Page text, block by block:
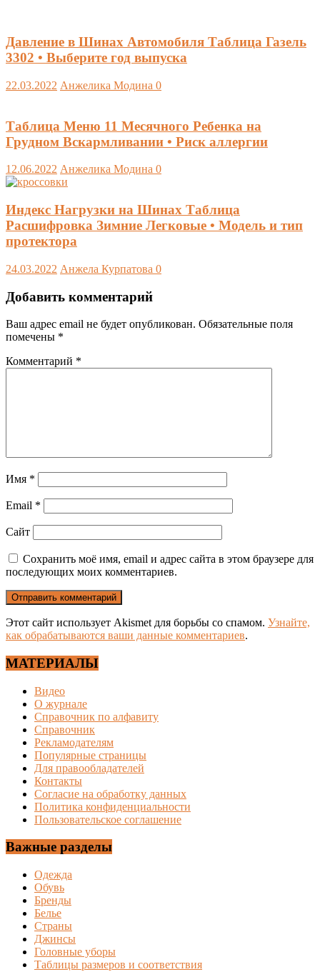
Давление в Шинах Автомобиля Таблица Газель
3302 • Выберите год выпуска
22.03.2022 Анжелика Модина 0
Таблица Меню 11 Месячного Ребенка на
Грудном Вскармливании • Риск аллергии
12.06.2022 Анжелика Модина 0
Индекс Нагрузки на Шинах Таблица
Расшифровка Зимние Легковые • Модель и тип
протектора
24.03.2022 Анжела Курпатова 0
Добавить комментарий
Ваш адрес email не будет опубликован. Обязательные поля
помечены *
Комментарий *
Имя *
Email *
Сайт
Сохранить моё имя, email и адрес сайта в этом браузере для
последующих моих комментариев.
Этот сайт использует Akismet для борьбы со спамом. Узнайте,
как обрабатываются ваши данные комментариев.
МАТЕРИАЛЫ
Видео
О журнале
Справочник по алфавиту
Справочник
Рекламодателям
Популярные страницы
Для правообладателей
Контакты
Согласие на обработку данных
Политика конфиденциальности
Пользовательское соглашение
Важные разделы
Одежда
Обувь
Бренды
Белье
Страны
Джинсы
Головные уборы
Таблицы размеров и соответствия